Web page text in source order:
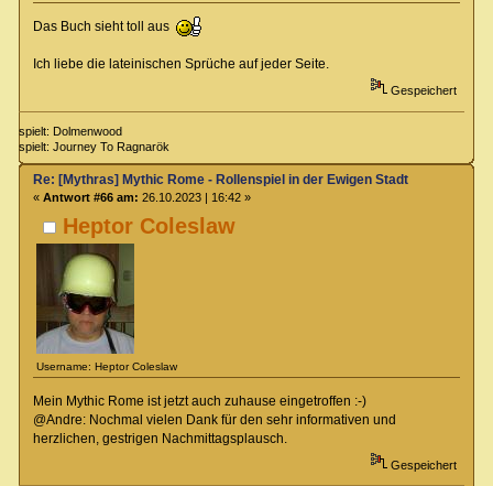
Das Buch sieht toll aus
Ich liebe die lateinischen Sprüche auf jeder Seite.
Gespeichert
spielt: Dolmenwood
spielt: Journey To Ragnarök
Heptor Coleslaw
Username: Heptor Coleslaw
Re: [Mythras] Mythic Rome - Rollenspiel in der Ewigen Stadt
« Antwort #66 am: 26.10.2023 | 16:42 »
Mein Mythic Rome ist jetzt auch zuhause eingetroffen :-)
@Andre: Nochmal vielen Dank für den sehr informativen und
herzlichen, gestrigen Nachmittagsplausch.
Gespeichert